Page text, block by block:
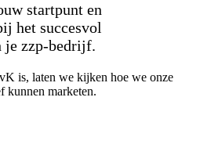
startpunt en
het succesvol
je zzp-bedrijf.
is, laten we kijken hoe we onze
kunnen marketen.